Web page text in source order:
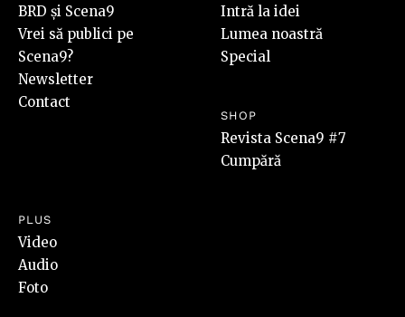
BRD și Scena9
Vrei să publici pe
Scena9?
Newsletter
Contact
Intră la idei
Lumea noastră
Special
SHOP
Revista Scena9 #7
Cumpără
PLUS
Video
Audio
Foto